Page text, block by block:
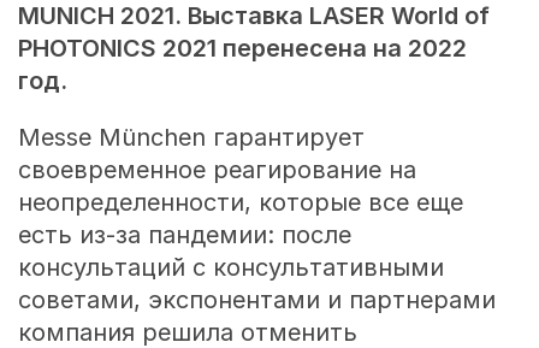
MUNICH 2021. Выставка LASER World of
PHOTONICS 2021 перенесена на 2022
год.
Messe München гарантирует
своевременное реагирование на
неопределенности, которые все еще
есть из-за пандемии: после
консультаций с консультативными
советами, экспонентами и партнерами
компания решила отменить